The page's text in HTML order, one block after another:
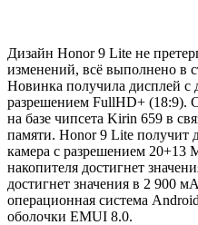
Дизайн Honor 9 Lite не
изменений, всё выполнено в
Новинка получила дисплей
разрешением FullHD+ (18:9).
на базе чипсета Kirin 659 в
памяти. Honor 9 Lite получит
камера с разрешением
накопителя достигнет
достигнет значения в 2 900
операционная система
оболочки EMUI 8.0.